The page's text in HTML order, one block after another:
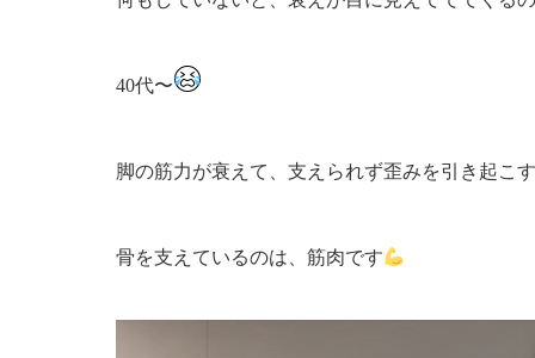
40代〜
脚の筋力が衰えて、支えられず歪みを引き起こ
骨を支えているのは、筋肉です